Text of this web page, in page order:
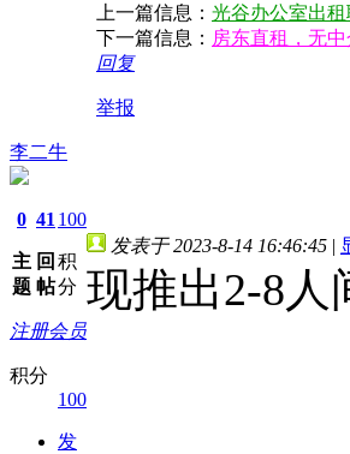
上一篇信息： 光谷办公室出
下一篇信息： 房东直租，无
回复
举报
李二牛
0
主
题
41
回
帖
100
积
分
注册会员
积分
100
发
发表于 2023-8-14 16:46:45 |
现推出2-8